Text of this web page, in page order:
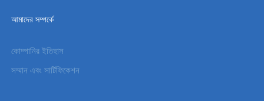
আমাদের সম্পর্কে
কোম্পানির ইতিহাস
সম্মান এবং সার্টিফিকেশন